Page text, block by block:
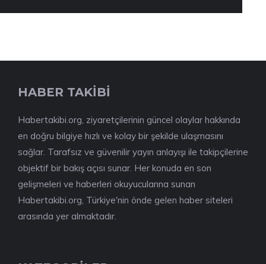
HABER TAKİBİ
Habertakibi.org, ziyaretçilerinin güncel olaylar hakkında
en doğru bilgiye hızlı ve kolay bir şekilde ulaşmasını
sağlar. Tarafsız ve güvenilir yayın anlayışı ile takipçilerine
objektif bir bakış açısı sunar. Her konuda en son
gelişmeleri ve haberleri okuyucularına sunan
Habertakibi.org, Türkiye'nin önde gelen haber siteleri
arasında yer almaktadır.